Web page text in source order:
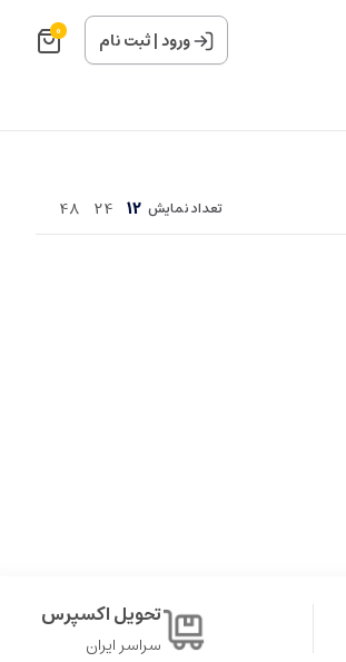
ورود|ثبت نام 0
تعداد نمایش 12
24
48
تحویل اکسپرس
سراسر ایران